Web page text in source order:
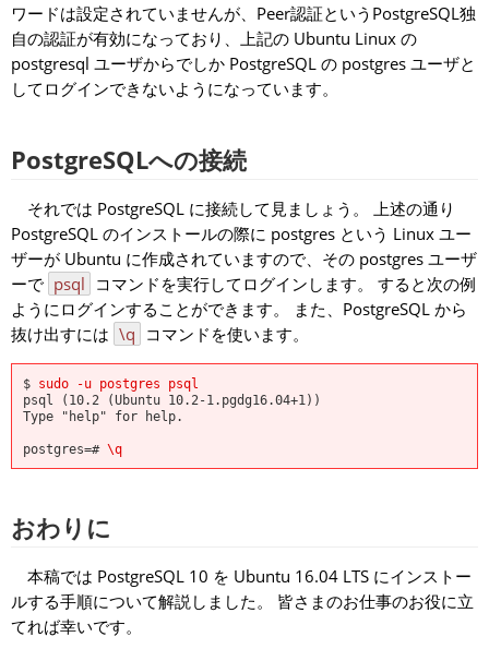
ワードは設定されていませんが、Peer認証というPostgreSQL独
自の認証が有効になっており、上記の Ubuntu Linux の
postgresql ユーザからでしか PostgreSQL の postgres ユーザと
してログインできないようになっています。
PostgreSQLへの接続
それでは PostgreSQL に接続して見ましょう。 上述の通り
PostgreSQL のインストールの際に postgres という Linux ユー
ザーが Ubuntu に作成されていますので、その postgres ユーザ
ーで psql コマンドを実行してログインします。 すると次の例
ようにログインすることができます。 また、PostgreSQL から
抜け出すには \q コマンドを使います。
$ sudo -u postgres psql
psql (10.2 (Ubuntu 10.2-1.pgdg16.04+1))
Type "help" for help.
postgres=# \q
おわりに
本稿では PostgreSQL 10 を Ubuntu 16.04 LTS にインストー
ルする手順について解説しました。 皆さまのお仕事のお役に立
てれば幸いです。